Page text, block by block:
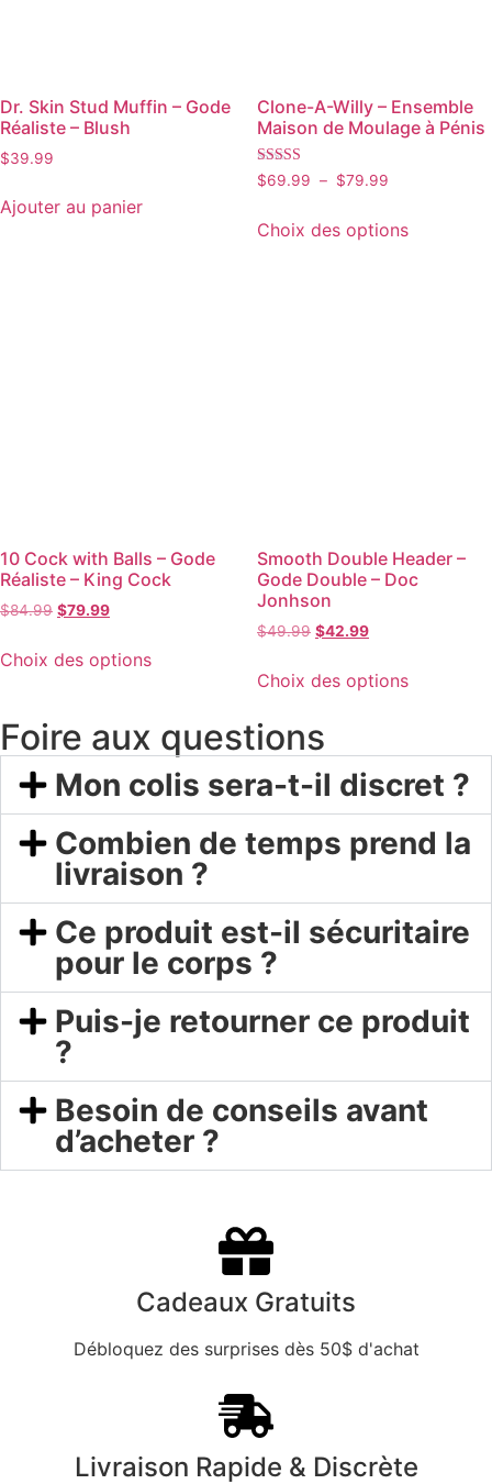
Dr. Skin Stud Muffin – Gode
Réaliste – Blush
$39.99
Ajouter au panier
Clone-A-Willy – Ensemble
Maison de Moulage à Pénis
Note
5.00
$69.99 – $79.99
Choix des options
10 Cock with Balls – Gode
Réaliste – King Cock
$84.99 $79.99
Choix des options
Smooth Double Header –
Gode Double – Doc
Jonhson
$49.99 $42.99
Choix des options
Foire aux questions
Mon colis sera-t-il discret ?
Combien de temps prend la
livraison ?
Ce produit est-il sécuritaire
pour le corps ?
Puis-je retourner ce produit
?
Besoin de conseils avant
d’acheter ?
Cadeaux Gratuits
Débloquez des surprises dès 50$ d'achat
Livraison Rapide & Discrète